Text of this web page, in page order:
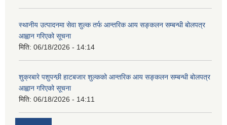
स्थानीय उत्पादनमा सेवा शुल्क तर्फ आन्तरिक आय सङ्कलन सम्बन्धी बोलपत्र
आह्वान गरिएको सूचना
मिति: 06/18/2026 - 14:14
शुक्रबारे पशुपन्छी हाटबजार शुल्कको आन्तरिक आय सङ्कलन सम्बन्धी बोलपत्र
आह्वान गरिएको सूचना
मिति: 06/18/2026 - 14:11